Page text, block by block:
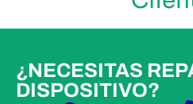
¿NECESITAS
DISPOSITIVO?